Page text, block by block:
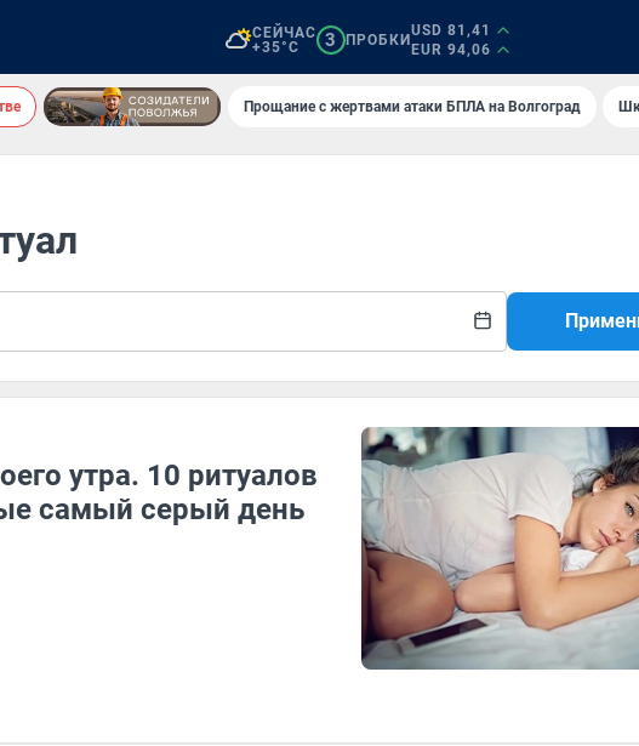
СЕЙЧАС
+35°C
3 ПРОБКИ
USD 81,41
EUR 94,06
Прощание с жертвами атаки БПЛА на Волгоград
утра. 10 ритуалов
самый серый день